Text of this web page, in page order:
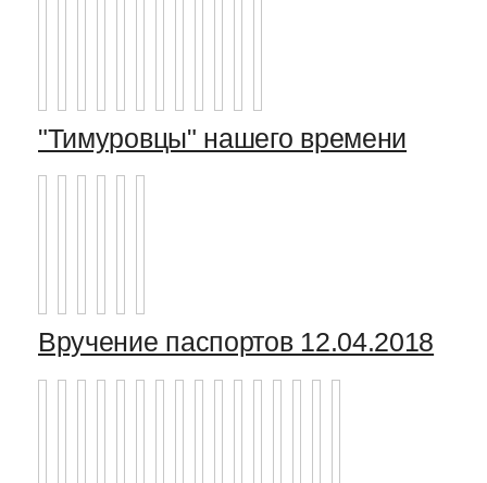
"Тимуровцы" нашего времени
Вручение паспортов 12.04.2018